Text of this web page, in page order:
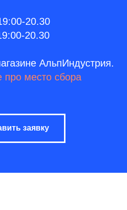
20.30
20.30
АльпИндустрия.
про место сбора
заявку